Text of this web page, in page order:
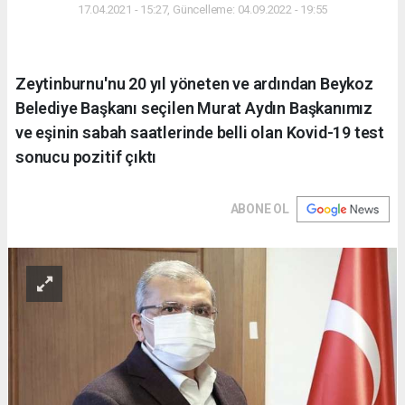
17.04.2021 - 15:27, Güncelleme: 04.09.2022 - 19:55
Zeytinburnu'nu 20 yıl yöneten ve ardından Beykoz
Belediye Başkanı seçilen Murat Aydın Başkanımız
ve eşinin sabah saatlerinde belli olan Kovid-19 test
sonucu pozitif çıktı
ABONE OL